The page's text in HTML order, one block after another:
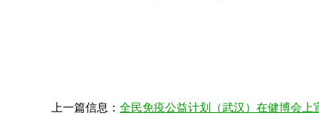
上一篇信息： 全民免疫公益计划（武汉）在健博会上